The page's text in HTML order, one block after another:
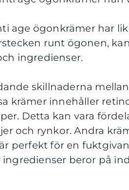
age ögonkrämer har
runt ögonen,
ingredienser.
skillnaderna
krämer innehåller
Detta kan vara
och rynkor. Andra
perfekt för en
ingredienser beror på